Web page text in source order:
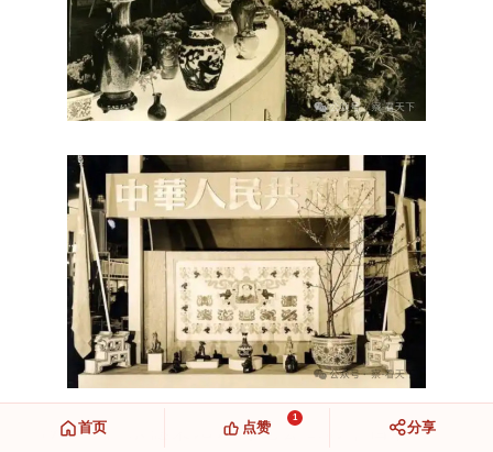
1951年，东德莱比锡博览会上的中国展厅。
首页
1
点赞 分享